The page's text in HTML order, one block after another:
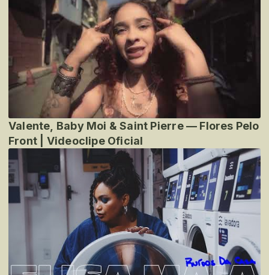
Valente, Baby Moi & Saint Pierre — Flores Pelo
Front | Videoclipe Oficial